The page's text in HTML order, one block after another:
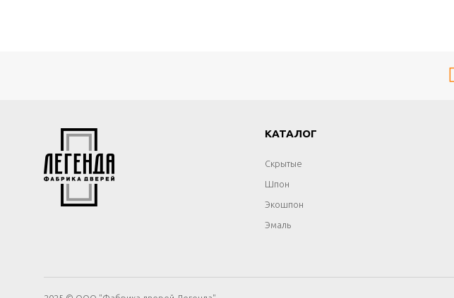
КАТАЛОГ
Скрытые
Шпон
Экошпон
Эмаль